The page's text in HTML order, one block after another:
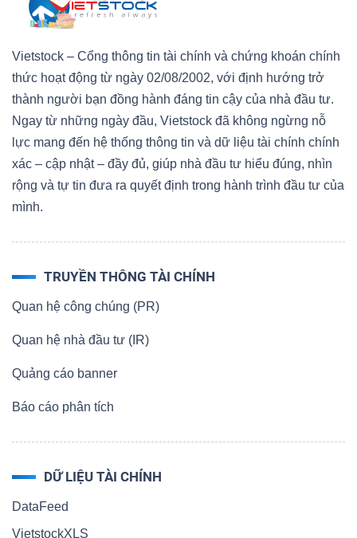
Vietstock – Cổng thông tin tài chính và chứng khoán chính
thức hoạt động từ ngày 02/08/2002, với định hướng trở
thành người bạn đồng hành đáng tin cậy của nhà đầu tư.
Ngay từ những ngày đầu, Vietstock đã không ngừng nỗ
lực mang đến hệ thống thông tin và dữ liệu tài chính chính
xác – cập nhật – đầy đủ, giúp nhà đầu tư hiểu đúng, nhìn
rộng và tự tin đưa ra quyết định trong hành trình đầu tư của
mình.
TRUYỀN THÔNG TÀI CHÍNH
Quan hệ công chúng (PR)
Quan hệ nhà đầu tư (IR)
Quảng cáo banner
Báo cáo phân tích
DỮ LIỆU TÀI CHÍNH
DataFeed
VietstockXLS